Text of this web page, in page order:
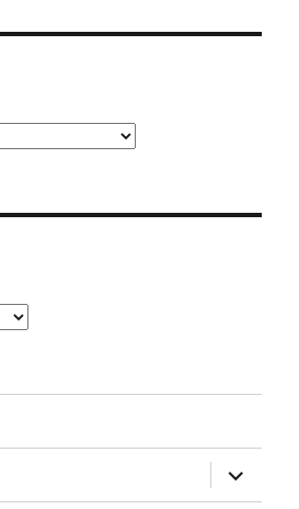
Zobrazit